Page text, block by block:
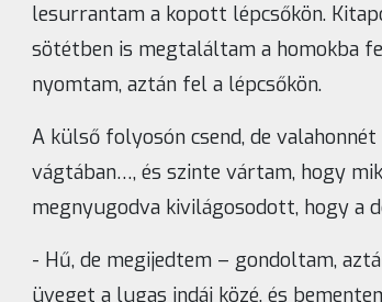
lesurrantam a kopott lépcsőkön.
sötétben is megtaláltam a homokba
nyomtam, aztán fel a lépcsőkön.
A külső folyosón csend, de
vágtában…, és szinte vártam, hogy
megnyugodva kivilágosodott, hogy a
- Hű, de megijedtem – gondoltam,
üveget a lugas indái közé, és